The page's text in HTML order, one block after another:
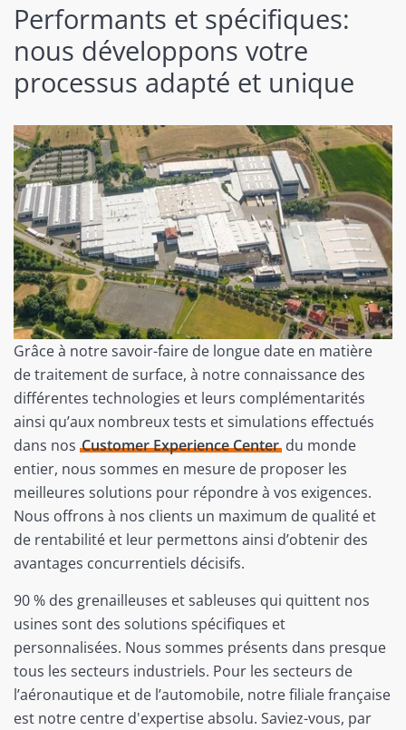
Performants et spécifiques:
nous développons votre
processus adapté et unique
Grâce à notre savoir-faire de longue date en matière
de traitement de surface, à notre connaissance des
différentes technologies et leurs complémentarités
ainsi qu’aux nombreux tests et simulations effectués
dans nos Customer Experience Centerdu monde
entier, nous sommes en mesure de proposer les
meilleures solutions pour répondre à vos exigences.
Nous offrons à nos clients un maximum de qualité et
de rentabilité et leur permettons ainsi d’obtenir des
avantages concurrentiels décisifs.
90 % des grenailleuses et sableuses qui quittent nos
usines sont des solutions spécifiques et
personnalisées. Nous sommes présents dans presque
tous les secteurs industriels. Pour les secteurs de
l’aéronautique et de l’automobile, notre filiale française
est notre centre d'expertise absolu. Saviez-vous, par